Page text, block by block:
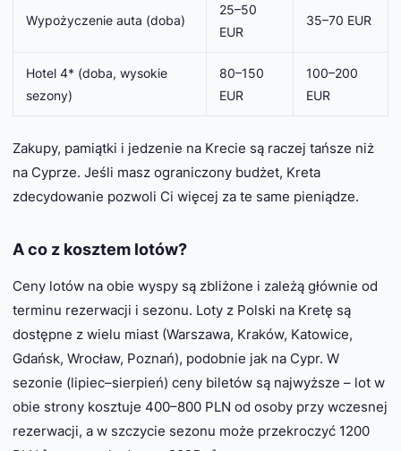
Wypożyczenie auta (doba)
25–50
EUR
35–70 EUR
Hotel 4* (doba, wysokie
sezony)
80–150
EUR
100–200
EUR
Zakupy, pamiątki i jedzenie na Krecie są raczej tańsze niż
na Cyprze. Jeśli masz ograniczony budżet, Kreta
zdecydowanie pozwoli Ci więcej za te same pieniądze.
A co z kosztem lotów?
Ceny lotów na obie wyspy są zbliżone i zależą głównie od
terminu rezerwacji i sezonu. Loty z Polski na Kretę są
dostępne z wielu miast (Warszawa, Kraków, Katowice,
Gdańsk, Wrocław, Poznań), podobnie jak na Cypr. W
sezonie (lipiec–sierpień) ceny biletów są najwyższe – lot w
obie strony kosztuje 400–800 PLN od osoby przy wczesnej
rezerwacji, a w szczycie sezonu może przekroczyć 1200